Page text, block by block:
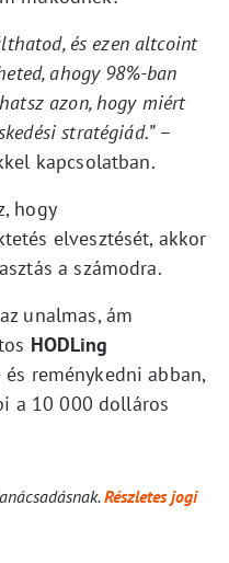
és ezen altcoint
ahogy 98%-ban
azon, hogy miért
stratégiád.”–
kapcsolatban.
hogy
elvesztését, akkor
a számodra.
unalmas, ám
HODLing
és reménykedni abban,
a 10 000 dolláros
Részletes jogi